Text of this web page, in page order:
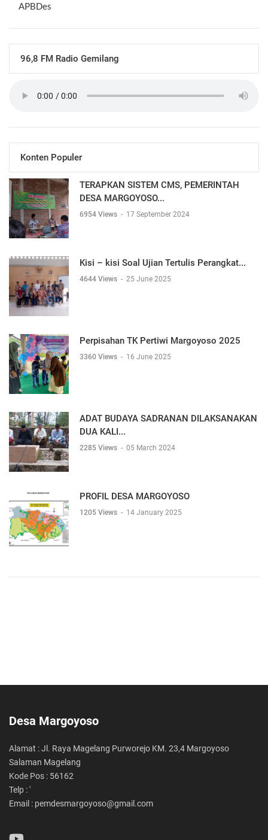
APBDes
96,8 FM Radio Gemilang
Konten Populer
TERAPKAN SISTEM CMS, PEMERINTAH
DESA MARGOYOSO...
6954 Views - 17 September 2024
Kisi – kisi Soal Ujian Tertulis Perangkat...
4644 Views - 25 June 2025
Perpisahan TK Pertiwi Margoyoso 2025
3360 Views - 16 June 2025
ADAT BUDAYA SADRANAN DILAKSANAKAN
DUA KALI...
2285 Views - 05 March 2024
PROFIL DESA MARGOYOSO
1205 Views - 14 January 2025
Desa Margoyoso
Alamat : Jl. Raya Magelang Purworejo KM. 23,4 Margoyoso
Salaman Magelang
Kode Pos : 56162
Telp : '
Email : pemdesmargoyoso@gmail.com